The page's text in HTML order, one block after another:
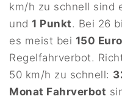
km/h zu schnell sind
und1 Punkt. Bei 26
es meist bei 150 Euro
Regelfahrverbot.
50 km/h zu schnell:
Monat Fahrverbot